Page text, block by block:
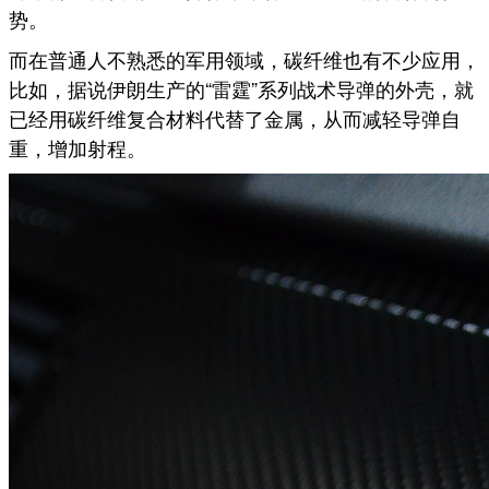
势。
而在普通人不熟悉的军用领域，碳纤维也有不少应用，
比如，据说伊朗生产的“雷霆”系列战术导弹的外壳，就
已经用碳纤维复合材料代替了金属，从而减轻导弹自
重，增加射程。